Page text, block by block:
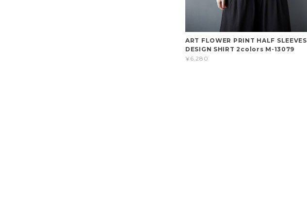
ART FLOWER PRINT HALF SLEEVES
DESIGN SHIRT 2colors M-13079
¥6,280